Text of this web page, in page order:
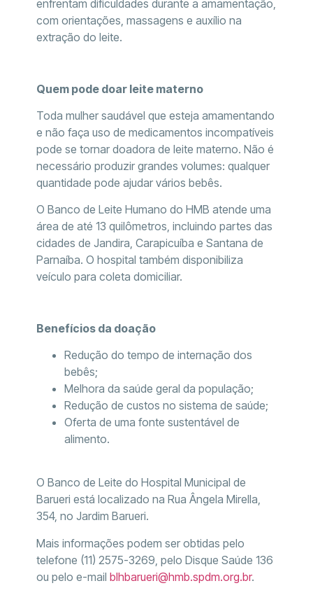
enfrentam dificuldades durante a amamentação,
com orientações, massagens e auxílio na
extração do leite.
Quem pode doar leite materno
Toda mulher saudável que esteja amamentando
e não faça uso de medicamentos incompatíveis
pode se tornar doadora de leite materno. Não é
necessário produzir grandes volumes: qualquer
quantidade pode ajudar vários bebês.
O Banco de Leite Humano do HMB atende uma
área de até 13 quilômetros, incluindo partes das
cidades de Jandira, Carapicuíba e Santana de
Parnaíba. O hospital também disponibiliza
veículo para coleta domiciliar.
Benefícios da doação
Redução do tempo de internação dos
bebês;
Melhora da saúde geral da população;
Redução de custos no sistema de saúde;
Oferta de uma fonte sustentável de
alimento.
O Banco de Leite do Hospital Municipal de
Barueri está localizado na Rua Ângela Mirella,
354, no Jardim Barueri.
Mais informações podem ser obtidas pelo
telefone (11) 2575-3269, pelo Disque Saúde 136
ou pelo e-mail blhbarueri@hmb.spdm.org.br.